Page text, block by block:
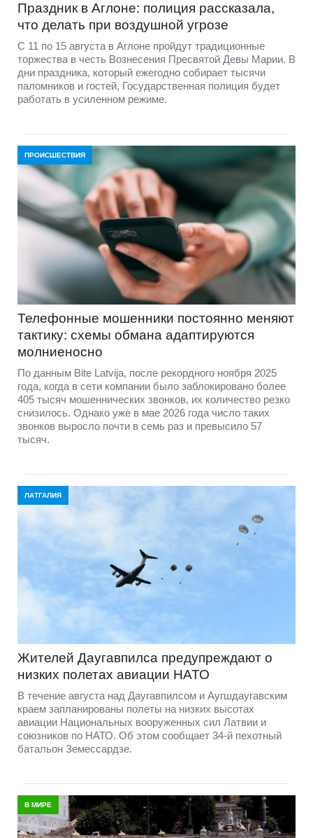
Праздник в Аглоне: полиция рассказала,
что делать при воздушной угрозе
С 11 по 15 августа в Аглоне пройдут традиционные
торжества в честь Вознесения Пресвятой Девы Марии. В
дни праздника, который ежегодно собирает тысячи
паломников и гостей, Государственная полиция будет
работать в усиленном режиме.
ПРОИСШЕСТВИЯ
Телефонные мошенники постоянно меняют
тактику: схемы обмана адаптируются
молниеносно
По данным Bite Latvija, после рекордного ноября 2025
года, когда в сети компании было заблокировано более
405 тысяч мошеннических звонков, их количество резко
снизилось. Однако уже в мае 2026 года число таких
звонков выросло почти в семь раз и превысило 57
тысяч.
ЛАТГАЛИЯ
Жителей Даугавпилса предупреждают о
низких полетах авиации НАТО
В течение августа над Даугавпилсом и Аугшдаугавским
краем запланированы полеты на низких высотах
авиации Национальных вооруженных сил Латвии и
союзников по НАТО. Об этом сообщает 34-й пехотный
батальон Земессардзе.
В МИРЕ